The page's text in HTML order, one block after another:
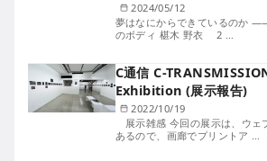
2024/05/12
夢はなにからできているのか
のボディ 椹木 野衣 2 …
2022/10/19
C通信 C-
Exhibition (展示報告)
展示雑感 今回の展示は、ウェ
あるので、画廊でプリントア …